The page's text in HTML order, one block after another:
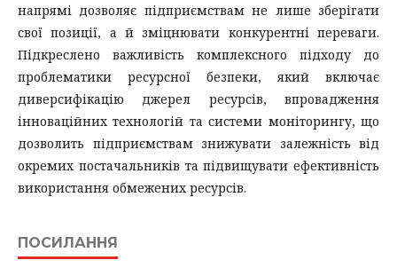
напрямі дозволяє підприємствам не лише зберігати
свої позиції, а й зміцнювати конкурентні переваги.
Підкреслено важливість комплексного підходу до
проблематики ресурсної безпеки, який включає
диверсифікацію джерел ресурсів, впровадження
інноваційних технологій та системи моніторингу, що
дозволить підприємствам знижувати залежність від
окремих постачальників та підвищувати ефективність
використання обмежених ресурсів.
ПОСИЛАННЯ